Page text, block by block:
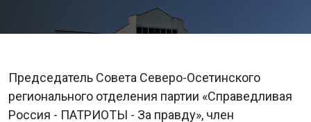
Председатель Совета Северо-Осетинского
регионального отделения партии «Справедливая
Россия - ПАТРИОТЫ - За правду», член